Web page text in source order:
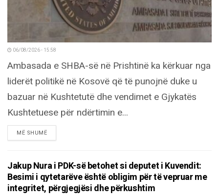
06/08/2026 - 15:58
Ambasada e SHBA-së në Prishtinë ka kërkuar nga
liderët politikë në Kosovë që të punojnë duke u
bazuar në Kushtetutë dhe vendimet e Gjykatës
Kushtetuese për ndërtimin e...
MË SHUMËDETAILS
Jakup Nura i PDK-së betohet si deputet i Kuvendit:
Besimi i qytetarëve është obligim për të vepruar me
integritet, përgjegjësi dhe përkushtim